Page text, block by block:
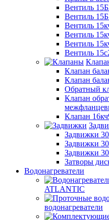
Вентиль
Вентиль
Вентиль
Вентиль
Вентиль
Вентиль
Клапан
Клапан
Обратный
Клапан
Клапан
Задвижки
Задвижки
Задвижки
Затворы
Водонагреватели
ATLANTIC
водонагреватели